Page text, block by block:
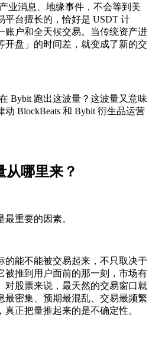
业消息、地缘事件，不会等到美
平台擅长的，恰好是 USDT 计
账户和全天候交易。当传统资产进
开盘」的时间差，就变成了新的交
Bybit 跑出这波量？这波量又意味
BlockBeats 和 Bybit 衍生品运营
哪里来？
重要的因素。
的能不能被交易起来，不只取决于
被推到用户面前的那一刻，市场有
对股票来说，最天然的交易窗口就
最密集、预期最混乱、交易最频繁
正把量推起来的是不确定性。